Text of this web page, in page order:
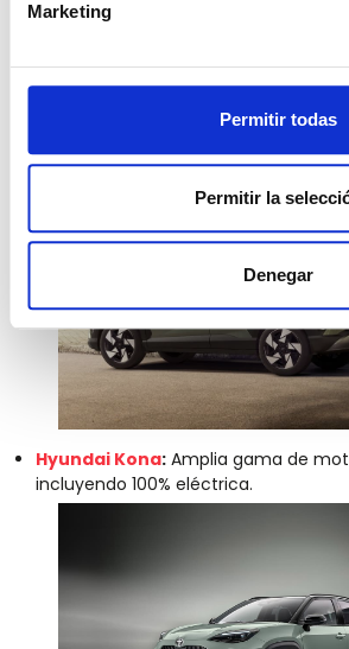
Marketing
Permitir todas
Permitir la
Denegar
Hyundai Kona: Amplia gama de
incluyendo 100% eléctrica.